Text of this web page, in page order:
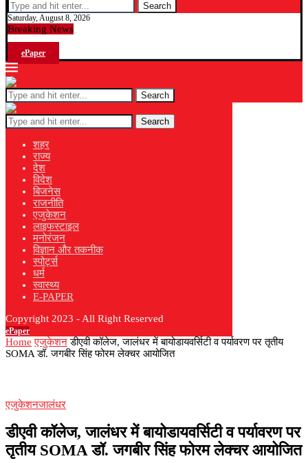
Search
Saturday, August 8, 2026
Breaking News
ePaper
Search
Search
शहर
राज्य
देश
विदेश
बिजनेस
राजनीति
एजुकेशन
लाइफस्टाइल
मनोरंजन
विज्ञान और तकनीक
स्पोर्ट्स
धर्म
स्वास्थ्य
E-PAPER
Copyright 2023 - All Right Reserved
ePaper
Home एजुकेशन डीएवी कॉलेज, जालंधर में बायोडायवर्सिटी व पर्यावरण पर तृतीय
SOMA डॉ. जगबीर सिंह फोरम लेक्चर आयोजित
एजुकेशनजालंधर
डीएवी कॉलेज, जालंधर में बायोडायवर्सिटी व पर्यावरण पर
तृतीय SOMA डॉ. जगबीर सिंह फोरम लेक्चर आयोजित